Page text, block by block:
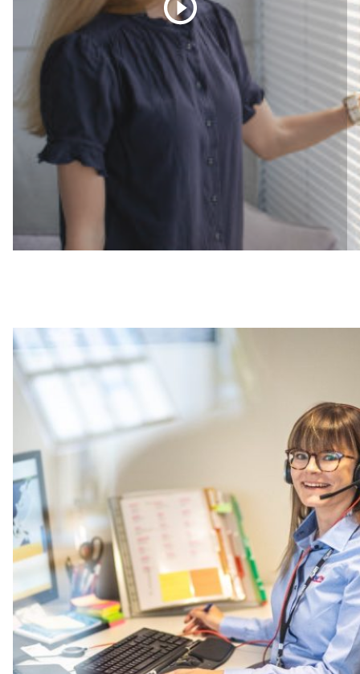
ne istuvat täydellisesti juuri sinun parvekkeellesi tai
terassillesi. Parveke- ja terassikaihtimia on todella
helppo käyttää eikä niistä roiku lapsille vaarallisia
naruja.